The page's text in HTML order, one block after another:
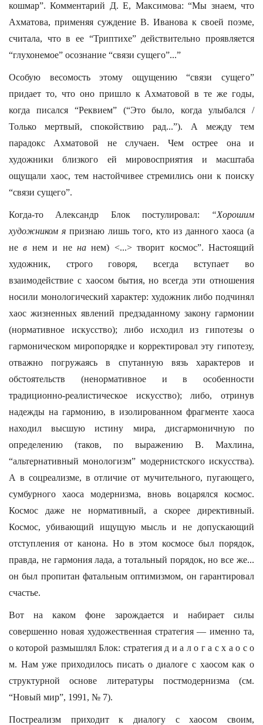
кошмар”. Комментарий Д. Е, Максимова: “Мы знаем, что
Ахматова, применяя суждение В. Иванова к своей поэме,
считала, что в ее “Триптихе” действительно проявляется
“глухонемое” осознание “связи сущего”...”
Особую весомость этому ощущению “связи сущего”
придает то, что оно пришло к Ахматовой в те же годы,
когда писался “Реквием” (“Это было, когда улыбался /
Только мертвый, спокойствию рад...”). А между тем
парадокс Ахматовой не случаен. Чем острее она и
художники близкого ей мировосприятия и масштаба
ощущали хаос, тем настойчивее стремились они к поиску
“связи сущего”.
Когда-то Александр Блок постулировал:
“Хорошим
художником я признаю лишь того, кто из данного хаоса (а
нев нем и нена нем) <...> творит космос”. Настоящий
художник, строго говоря, всегда вступает во
взаимодействие с хаосом бытия, но всегда эти отношения
носили монологический характер: художник либо подчинял
хаос жизненных явлений предзаданному закону гармонии
(нормативное искусство); либо исходил из гипотезы о
гармоническом миропорядке и корректировал эту гипотезу,
отважно погружаясь в спутанную вязь характеров и
обстоятельств (ненормативное и в особенности
традиционно-реалистическое искусство); либо, отринув
надежды на гармонию, в изолированном фрагменте хаоса
находил высшую истину мира, дисгармоничную по
определению (таков, по выражению В. Махлина,
“альтернативный монологизм” модернистского искусства).
А в соцреализме, в отличие от мучительного, пугающего,
сумбурного хаоса модернизма, вновь воцарялся космос.
Космос даже не нормативный, а скорее директивный.
Космос, убивающий ищущую мысль и не допускающий
отступления от канона. Но в этом космосе был порядок,
правда, не гармония лада, а тотальный порядок, но все же...
он был пропитан фатальным оптимизмом, он гарантировал
счастье.
Вот на каком фоне зарождается и набирает силы
совершенно новая художественная стратегия — именно та,
о которой размышлял Блок: стратегия д и а л о г а с х а о с о
м. Нам уже приходилось писать о диалоге с хаосом как о
структурной основе литературы постмодернизма (см.
“Новый мир”, 1991, № 7).
Постреализм приходит к диалогу с хаосом своим,